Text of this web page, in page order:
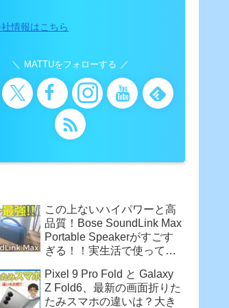
情報はこちら
MATTUをフォローする
この上ないハイパワーと高
品質！Bose SoundLink Max
Portable Speakerがすごす
ぎる！！実生活で使って感
Pixel 9 Pro Fold と Galaxy
Z Fold6、最新の画面折りた
たみスマホの違いは？大き